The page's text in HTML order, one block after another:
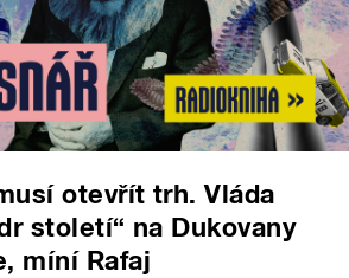
otevřít trh. Vláda
století“ na Dukovany
míní Rafaj